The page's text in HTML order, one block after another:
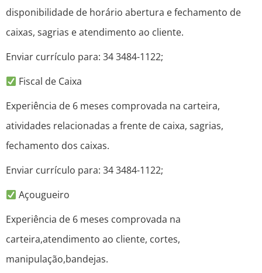
disponibilidade de horário abertura e fechamento de
caixas, sagrias e atendimento ao cliente.
Enviar currículo para: 34 3484-1122;
Fiscal de Caixa
Experiência de 6 meses comprovada na carteira,
atividades relacionadas a frente de caixa, sagrias,
fechamento dos caixas.
Enviar currículo para: 34 3484-1122;
Açougueiro
Experiência de 6 meses comprovada na
carteira,atendimento ao cliente, cortes,
manipulação,bandejas.